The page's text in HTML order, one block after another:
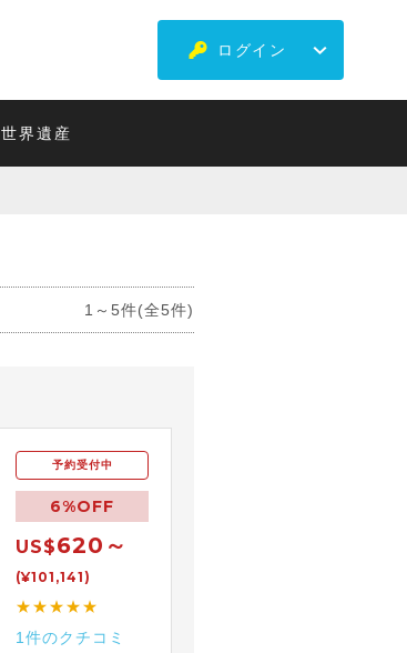
ログイン
世界遺産
1～5件(全5件)
予約受付中
6%OFF
US$620～
(¥101,141)
★★★★★
1件のクチコミ